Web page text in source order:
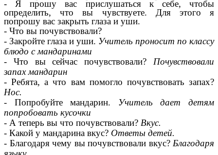
- Я прошу вас прислушаться к себе, чтобы
определить, что вы чувствуете. Для этого я
попрошу вас закрыть глаза и уши.
- Что вы почувствовали?
- Закройте глаза и уши. Учитель проносит по классу
блюдо с мандаринами
- Что вы сейчас почувствовали? Почувствовали
запах мандарин
- Ребята, а что вам помогло почувствовать запах?
Нос.
- Попробуйте мандарин. Учитель дает детям
попробовать кусочки
- А теперь вы что почувствовали? Вкус.
- Какой у мандарина вкус? Ответы детей.
- Благодаря чему вы почувствовали вкус? Благодаря